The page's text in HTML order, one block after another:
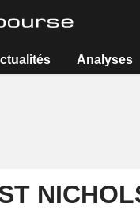
Analyses